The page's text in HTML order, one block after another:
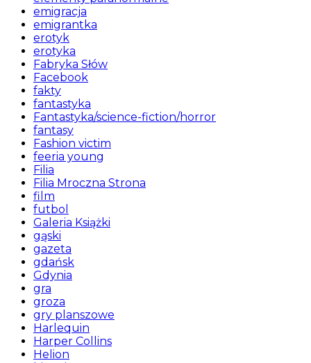
emigracja
emigrantka
erotyk
erotyka
Fabryka Słów
Facebook
fakty
fantastyka
Fantastyka/science-fiction/horror
fantasy
Fashion victim
feeria young
Filia
Filia Mroczna Strona
film
futbol
Galeria Książki
gąski
gazeta
gdańsk
Gdynia
gra
groza
gry planszowe
Harlequin
Harper Collins
Helion